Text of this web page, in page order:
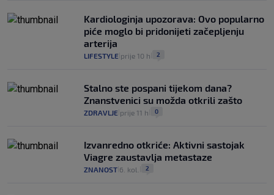
Kardiologinja upozorava: Ovo popularno
piće moglo bi pridonijeti začepljenju
arterija
LIFESTYLE prije 10 h 2
Stalno ste pospani tijekom dana?
Znanstvenici su možda otkrili zašto
ZDRAVLJE prije 11 h 0
Izvanredno otkriće: Aktivni sastojak
Viagre zaustavlja metastaze
ZNANOST 6. kol. 2